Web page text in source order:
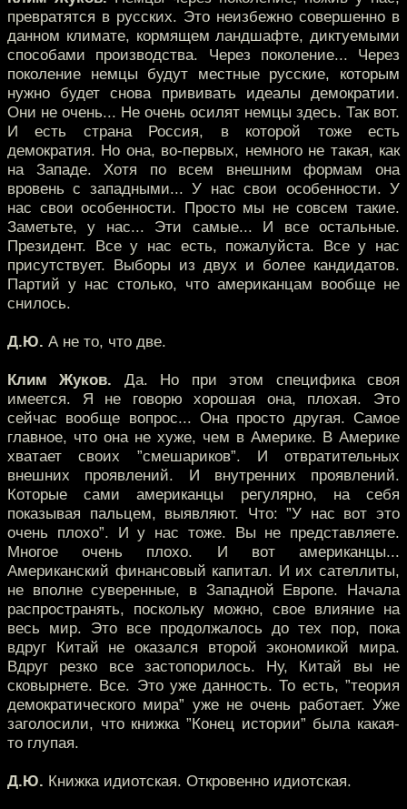
превратятся в русских. Это неизбежно совершенно в
данном климате, кормящем ландшафте, диктуемыми
способами производства. Через поколение... Через
поколение немцы будут местные русские, которым
нужно будет снова прививать идеалы демократии.
Они не очень... Не очень осилят немцы здесь. Так вот.
И есть страна Россия, в которой тоже есть
демократия. Но она, во-первых, немного не такая, как
на Западе. Хотя по всем внешним формам она
вровень с западными... У нас свои особенности. У
нас свои особенности. Просто мы не совсем такие.
Заметьте, у нас... Эти самые... И все остальные.
Президент. Все у нас есть, пожалуйста. Все у нас
присутствует. Выборы из двух и более кандидатов.
Партий у нас столько, что американцам вообще не
снилось.
Д.Ю. А не то, что две.
Клим Жуков. Да. Но при этом специфика своя
имеется. Я не говорю хорошая она, плохая. Это
сейчас вообще вопрос... Она просто другая. Самое
главное, что она не хуже, чем в Америке. В Америке
хватает своих ”смешариков”. И отвратительных
внешних проявлений. И внутренних проявлений.
Которые сами американцы регулярно, на себя
показывая пальцем, выявляют. Что: ”У нас вот это
очень плохо”. И у нас тоже. Вы не представляете.
Многое очень плохо. И вот американцы...
Американский финансовый капитал. И их сателлиты,
не вполне суверенные, в Западной Европе. Начала
распространять, поскольку можно, свое влияние на
весь мир. Это все продолжалось до тех пор, пока
вдруг Китай не оказался второй экономикой мира.
Вдруг резко все застопорилось. Ну, Китай вы не
сковырнете. Все. Это уже данность. То есть, ”теория
демократического мира” уже не очень работает. Уже
заголосили, что книжка ”Конец истории” была какая-
то глупая.
Д.Ю. Книжка идиотская. Откровенно идиотская.